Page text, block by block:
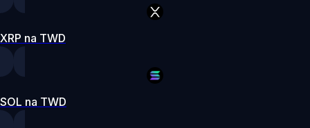
XRP na TWD
SOL na TWD